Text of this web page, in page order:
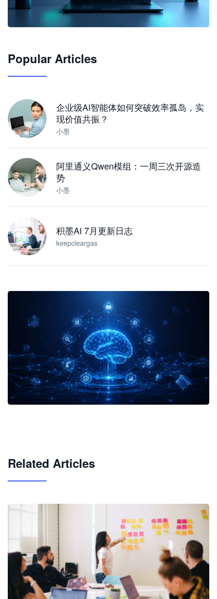
JimoClaw 桌面 AI Agent 工作台
Popular Articles
企业级AI智能体如何突破效率孤岛，实
现价值共振？
小墨
阿里通义Qwen模组：一周三次开源造
势
小墨
积墨AI 7月更新日志
keepcleargas
Related Articles